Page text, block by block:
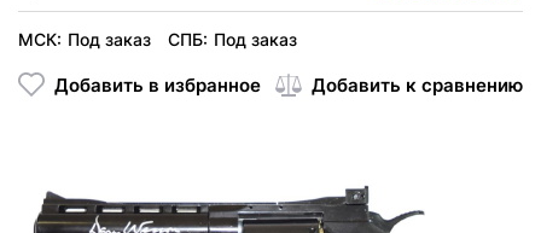
МСК: Под заказ СПБ: Под заказ
Добавить в избранное Добавить к сравнению